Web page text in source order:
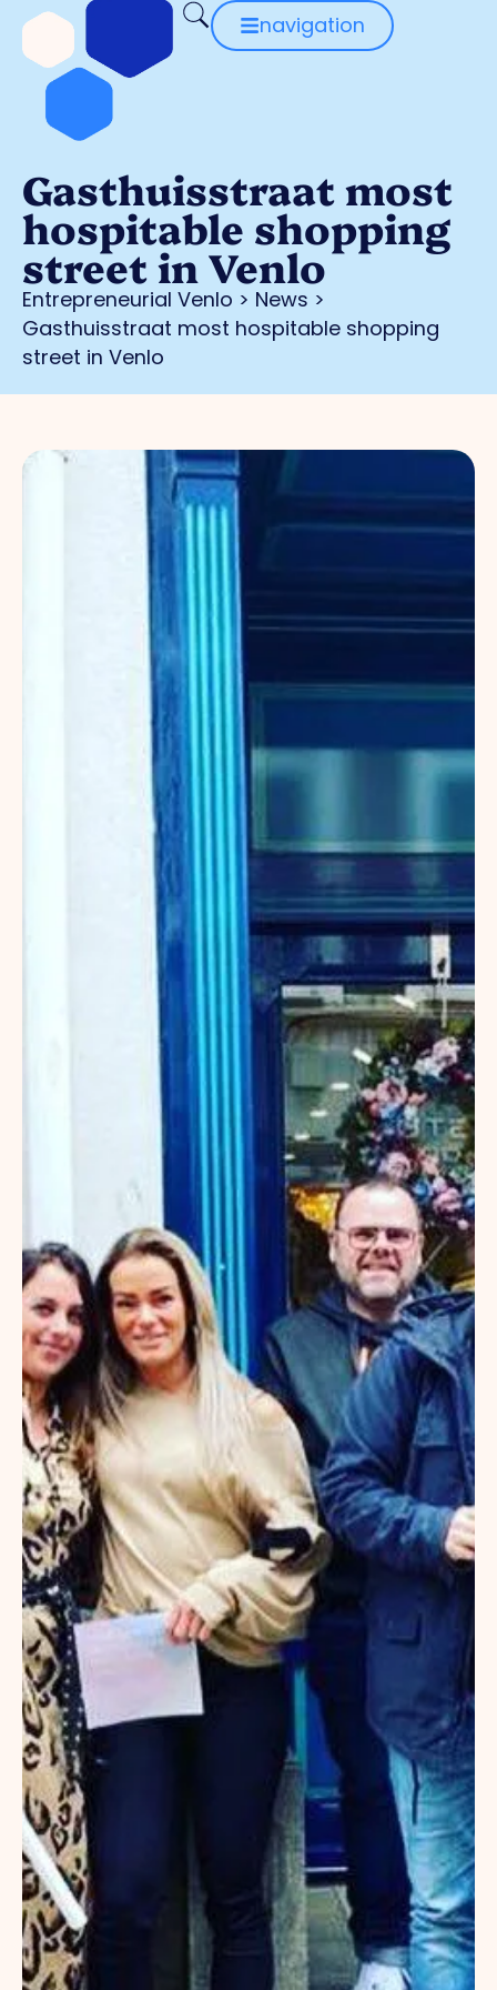
navigation
Gasthuisstraat most
hospitable shopping
street in Venlo
Entrepreneurial Venlo > News >
Gasthuisstraat most hospitable shopping
street in Venlo